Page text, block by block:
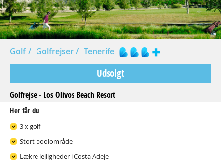
Golf Golfrejser Tenerife
Udsolgt
Golfrejse - Los Olivos Beach Resort
Her får du
3 x golf
Stort poolområde
Lækre lejligheder i Costa Adeje